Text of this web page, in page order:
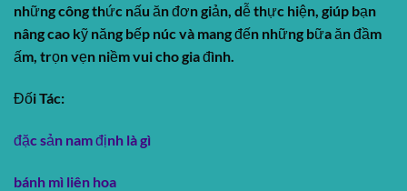
những công thức nấu ăn đơn giản, dễ thực hiện, giúp bạn
nâng cao kỹ năng bếp núc và mang đến những bữa ăn đầm
ấm, trọn vẹn niềm vui cho gia đình.
Đối Tác:
đặc sản nam định là gì
bánh mì liên hoa